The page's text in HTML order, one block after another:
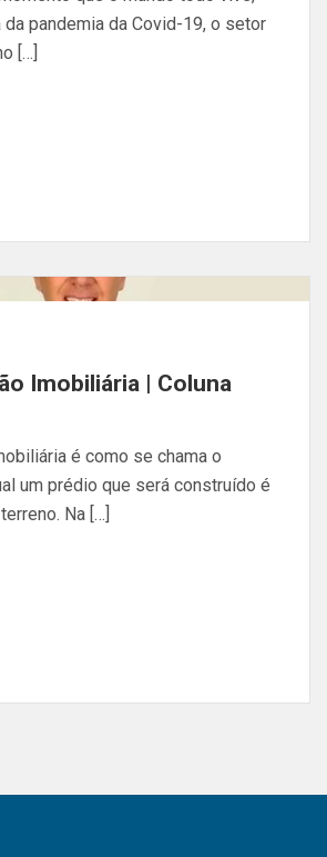
pandemia da Covid-19, o setor
[…]
Imobiliária | Coluna
é como se chama o
um prédio que será construído é
Na […]